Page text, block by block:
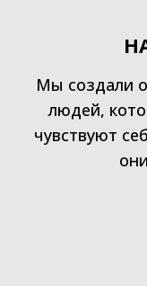
Мы создали
людей,
чувствуют